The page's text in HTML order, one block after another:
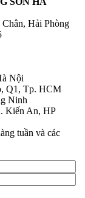
Hải Phòng
Nội
Q1, Tp. HCM
Ninh
Kiến An, HP
tuần và các